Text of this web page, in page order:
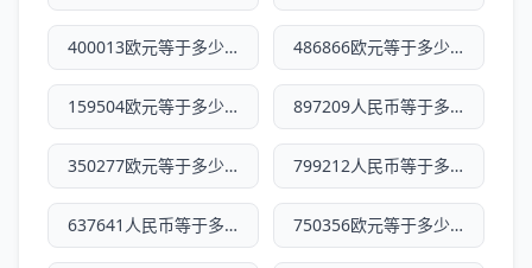
400013欧元等于多少人民币 486866欧元等于多少人民币
159504欧元等于多少人民币 897209人民币等于多少欧元
350277欧元等于多少人民币 799212人民币等于多少欧元
637641人民币等于多少欧元 750356欧元等于多少人民币